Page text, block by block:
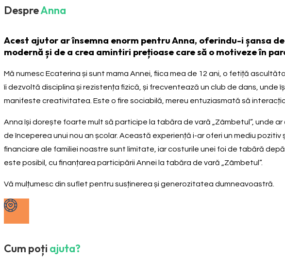
DespreAnna
Acest ajutor ar însemna enorm pentru Anna, oferindu-i șansa
modernă și de a crea amintiri prețioase care să o motiveze în
Mă numesc Ecaterina și sunt mama Annei, fiica mea de 12 ani, o fetiță
îi dezvoltă disciplina și rezistența fizică, și frecventează un club de dans, unde
manifeste creativitatea. Este o fire sociabilă, mereu entuziasmată să
Anna își dorește foarte mult să participe la tabăra de vară „Zâmbetul”, unde
de începerea unui nou an școlar. Această experiență i-ar oferi un mediu
financiare ale familiei noastre sunt limitate, iar costurile unei foi de tabără
este posibil, cu finanțarea participării Annei la tabăra de vară „Zâmbetul”.
Vă mulțumesc din suflet pentru susținerea și generozitatea dumneavoastră.
Cum poți ajuta?